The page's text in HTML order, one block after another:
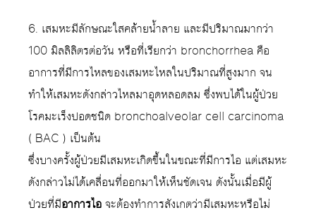
6. เสมหะมีลักษณะใสคล้ายน้ำลาย และมีปริมาณมากว่า
100 มิลลิลิตรต่อวัน หรือที่เรียกว่า bronchorrhea คือ
อาการที่มีการไหลของเสมหะไหลในปริมาณที่สูงมาก จน
ทำให้เสมหะดังกล่าวไหลมาอุดหลอดลม ซึ่งพบได้ในผู้ป่วย
โรคมะเร็งปอดชนิด bronchoalveolar cell carcinoma
( BAC ) เป็นต้น
ซึ่งบางครั้งผู้ป่วยมีเสมหะเกิดขึ้นในขณะที่มีการไอ แต่เสมหะ
ดังกล่าวไม่ได้เคลื่อนที่ออกมาให้เห็นชัดเจน ดังนั้นเมื่อมีผู้
ป่วยที่มีอาการไอจะต้องทำการสังเกตว่ามีเสมหะหรือไม่